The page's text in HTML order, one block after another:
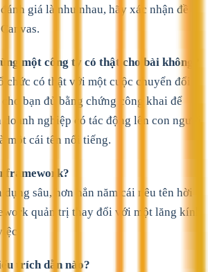
giá là như nhau, hãy xác nhận đề
một công ty có thật cho bài không?
chức có thật với một cuộc chuyển đổi
bạn đủ bằng chứng công khai để
nghiệp có tác động lên con người
một cái tên nổi tiếng.
framework?
sâu, hơn hẳn năm cái nêu tên hời
quản trị thay đổi với một lăng kính
trích dẫn nào?